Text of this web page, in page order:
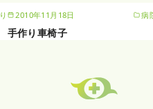
2010年11月18日 病
手作り車椅子